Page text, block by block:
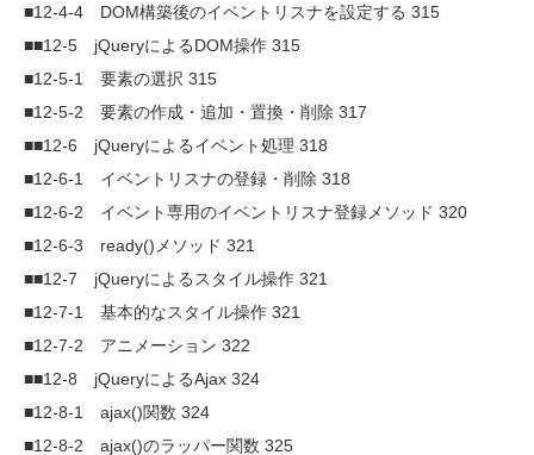
■12-4-4 DOM構築後のイベントリスナを設定する 315
■■12-5 jQueryによるDOM操作 315
■12-5-1 要素の選択 315
■12-5-2 要素の作成・追加・置換・削除 317
■■12-6 jQueryによるイベント処理 318
■12-6-1 イベントリスナの登録・削除 318
■12-6-2 イベント専用のイベントリスナ登録メソッド 320
■12-6-3 ready()メソッド 321
■■12-7 jQueryによるスタイル操作 321
■12-7-1 基本的なスタイル操作 321
■12-7-2 アニメーション 322
■■12-8 jQueryによるAjax 324
■12-8-1 ajax()関数 324
■12-8-2 ajax()のラッパー関数 325